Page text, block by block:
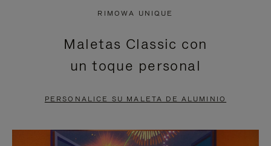
PAUSADO,
PULSE
PARA
ESTÁ
DESACTIVADO:
PULSE
ACTIVARLO.
RIMOWA UNIQUE
Maletas Classic con
un toque personal
PERSONALICE SU MALETA DE ALUMINIO